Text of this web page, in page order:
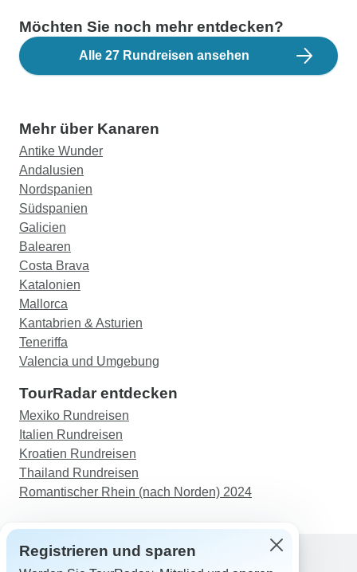
Möchten Sie noch mehr entdecken?
Alle 27 Rundreisen ansehen
Mehr über Kanaren
Antike Wunder
Andalusien
Nordspanien
Südspanien
Galicien
Balearen
Costa Brava
Katalonien
Mallorca
Kantabrien & Asturien
Teneriffa
Valencia und Umgebung
TourRadar entdecken
Mexiko Rundreisen
Italien Rundreisen
Kroatien Rundreisen
Thailand Rundreisen
Romantischer Rhein (nach Norden) 2024
Registrieren und sparen